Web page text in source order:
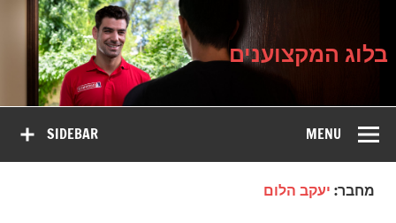
בלוג
המקצוענים
על עיצוב, שיפוץ וטיפוח הבית
בלוג המקצוענים
SIDEBAR MENU
מחבר: יעקב הלום